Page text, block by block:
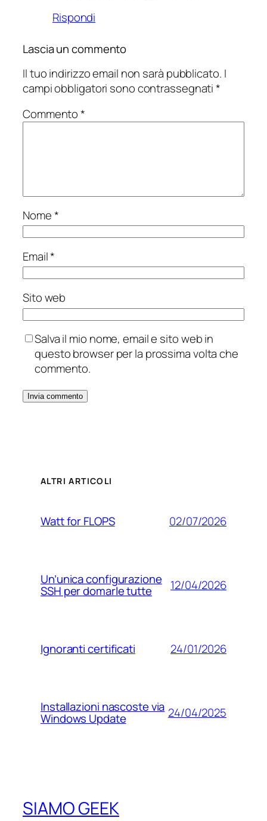
Rispondi
Lascia un commento
Il tuo indirizzo email non sarà pubblicato. I
campi obbligatori sono contrassegnati*
Commento*
Nome*
Email*
Sito web
Salva il mio nome, email e sito web in
questo browser per la prossima volta che
commento.
ALTRI ARTICOLI
Watt for FLOPS 02/07/2026
Un’unica configurazione
SSH per domarle tutte 12/04/2026
Ignoranti certificati 24/01/2026
Installazioni nascoste via
Windows Update 24/04/2025
SIAMO GEEK